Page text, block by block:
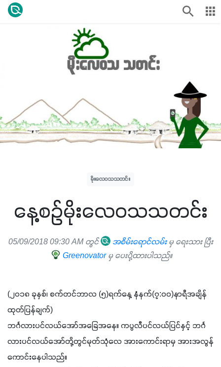
မိုးလေဝသသတင်း
နေ့စဉ်မိုးလေဝသသတင်း
05/09/2018 09:30 AM တွင် အစိမ်းရောင်လမ်းမှ ရေးသား ပြီး
Greenovator မှ ပေးပို့ထားပါသည်။
(၂၀၁၈ ခုနှစ်၊ စက်တင်ဘာလ (၅)ရက်နေ့ နံနက်(၇:၀၀)နာရီအချိန်
ထုတ်ပြန်ချက်)
ဘင်္ဂလားပင်လယ်အော်အ‌ခြေအနေ။ ကပ္ပလီပင်လယ်ပြင်နှင့် ဘင်္ဂ
လားပင်လယ်အော်တို့တွင်မုတ်သုံလေ အားကောင်းရာမှ အားအလွန်
ကောင်းနေပါသည်။